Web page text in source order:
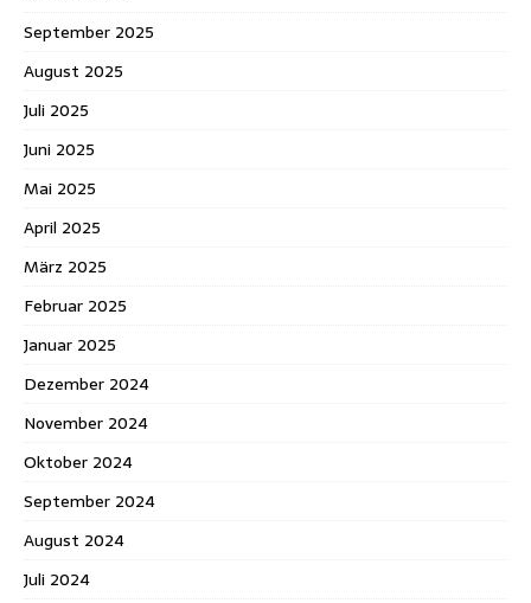
September 2025
August 2025
Juli 2025
Juni 2025
Mai 2025
April 2025
März 2025
Februar 2025
Januar 2025
Dezember 2024
November 2024
Oktober 2024
September 2024
August 2024
Juli 2024